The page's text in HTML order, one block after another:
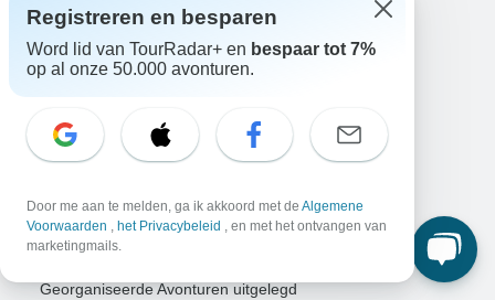
Vacatures
Reizigers
Waarom TourRadar?
Na je boeking
Community
Platform voor Georganiseerde Avonturen
Georganiseerde Avonturen uitgelegd
Registreren en besparen
Word lid van TourRadar+ en bespaar tot 7%
op al onze 50.000 avonturen.
Door me aan te melden, ga ik akkoord met de Algemene
Voorwaarden , het Privacybeleid , en met het ontvangen van
marketingmails.